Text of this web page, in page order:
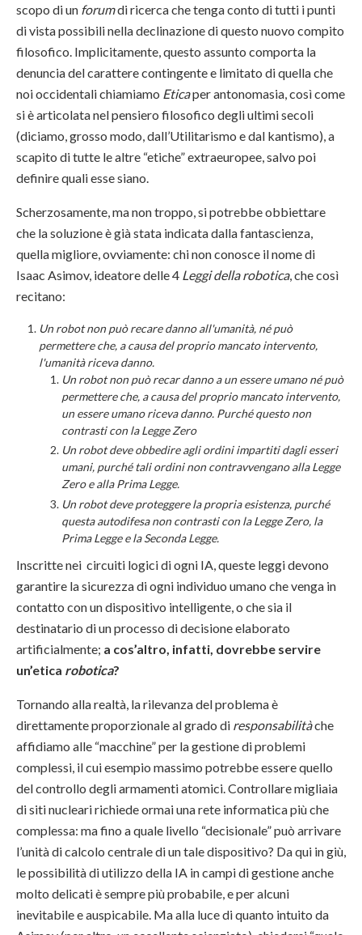
scopo di un forumdi ricerca che tenga conto di tutti i punti
di vista possibili nella declinazione di questo nuovo compito
filosofico. Implicitamente, questo assunto comporta la
denuncia del carattere contingente e limitato di quella che
noi occidentali chiamiamo Eticaper antonomasia, così come
si è articolata nel pensiero filosofico degli ultimi secoli
(diciamo, grosso modo, dall’Utilitarismo e dal kantismo), a
scapito di tutte le altre “etiche” extraeuropee, salvo poi
definire quali esse siano.
Scherzosamente, ma non troppo, si potrebbe obbiettare
che la soluzione è già stata indicata dalla fantascienza,
quella migliore, ovviamente: chi non conosce il nome di
Isaac Asimov, ideatore delle 4 Leggi della robotica, che così
recitano:
Un robot non può recare danno all'umanità, né può
permettere che, a causa del proprio mancato intervento,
l'umanità riceva danno.
Un robot non può recar danno a un essere umano né può
permettere che, a causa del proprio mancato intervento,
un essere umano riceva danno. Purché questo non
contrasti con la Legge Zero
Un robot deve obbedire agli ordini impartiti dagli esseri
umani, purché tali ordini non contravvengano alla Legge
Zero e alla Prima Legge.
Un robot deve proteggere la propria esistenza, purché
questa autodifesa non contrasti con la Legge Zero, la
Prima Legge e la Seconda Legge.
Inscritte nei circuiti logici di ogni IA, queste leggi devono
garantire la sicurezza di ogni individuo umano che venga in
contatto con un dispositivo intelligente, o che sia il
destinatario di un processo di decisione elaborato
artificialmente; a cos’altro, infatti, dovrebbe servire
un’etica robotica?
Tornando alla realtà, la rilevanza del problema è
direttamente proporzionale al grado di responsabilitàche
affidiamo alle “macchine” per la gestione di problemi
complessi, il cui esempio massimo potrebbe essere quello
del controllo degli armamenti atomici. Controllare migliaia
di siti nucleari richiede ormai una rete informatica più che
complessa: ma fino a quale livello “decisionale” può arrivare
l’unità di calcolo centrale di un tale dispositivo? Da qui in giù,
le possibilità di utilizzo della IA in campi di gestione anche
molto delicati è sempre più probabile, e per alcuni
inevitabile e auspicabile. Ma alla luce di quanto intuito da